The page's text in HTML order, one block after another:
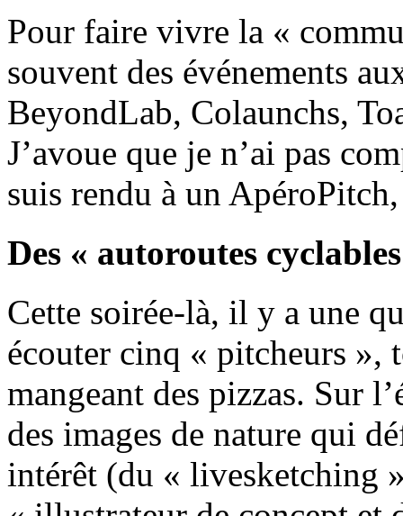
Pour faire vivre la «
souvent des événements
BeyondLab, Colaunchs,
J’avoue que je n’ai pas
suis rendu à un
Des « autoroutes
Cette soirée-là, il y a une
écouter cinq « pitcheurs »,
mangeant des pizzas. Sur
des images de nature qui
intérêt (du « livesketching